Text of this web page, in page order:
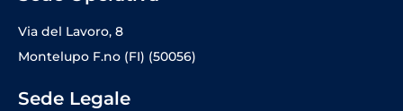
Via del Lavoro, 8
Montelupo F.no (FI) (50056)
Sede Legale